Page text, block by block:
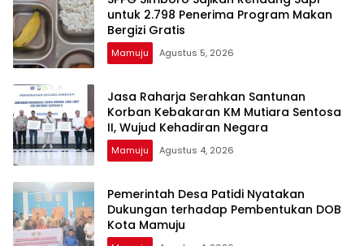
untuk 2.798 Penerima Program Makan
Bergizi Gratis
Mamuju Agustus 5, 2026
Jasa Raharja Serahkan Santunan
Korban Kebakaran KM Mutiara Sentosa
II, Wujud Kehadiran Negara
Mamuju Agustus 4, 2026
Pemerintah Desa Patidi Nyatakan
Dukungan terhadap Pembentukan DOB
Kota Mamuju